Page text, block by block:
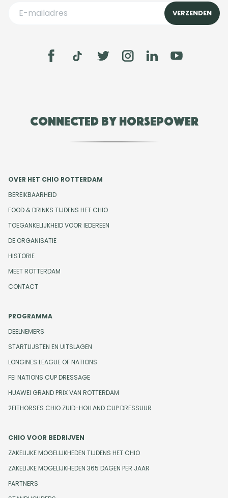
Connected by Horsepower
OVER HET CHIO ROTTERDAM
BEREIKBAARHEID
FOOD & DRINKS TIJDENS HET CHIO
TOEGANKELIJKHEID VOOR IEDEREEN
DE ORGANISATIE
HISTORIE
MEET ROTTERDAM
CONTACT
PROGRAMMA
DEELNEMERS
STARTLIJSTEN EN UITSLAGEN
LONGINES LEAGUE OF NATIONS
FEI NATIONS CUP DRESSAGE
HUAWEI GRAND PRIX VAN ROTTERDAM
2FITHORSES CHIO ZUID-HOLLAND CUP DRESSUUR
CHIO VOOR BEDRIJVEN
ZAKELIJKE MOGELIJKHEDEN TIJDENS HET CHIO
ZAKELIJKE MOGELIJKHEDEN 365 DAGEN PER JAAR
PARTNERS